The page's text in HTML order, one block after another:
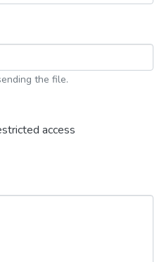
the file.
access